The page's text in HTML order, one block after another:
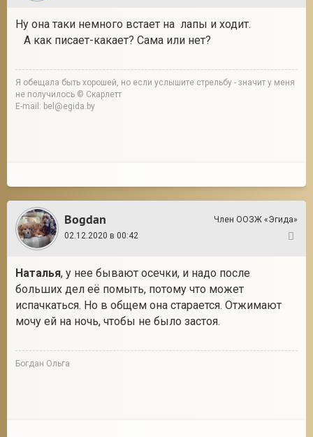
Ну она таки немного встает на лапы и ходит.
А как писает-какает? Сама или нет?
Я обещала быть хорошей, но если услышите стрельбу - значит у меня
не получилось © Скарлетт
E-mail: bel@egida.by
Bogdan
Член ООЗЖ «Эгида»
02.12.2020 в 00:42
Наталья, у нее бывают осечки, и надо после
больших дел её помыть, потому что может
испачкаться. Но в общем она старается. Отжимают
мочу ей на ночь, чтобы не было застоя.
Богдан Ольга